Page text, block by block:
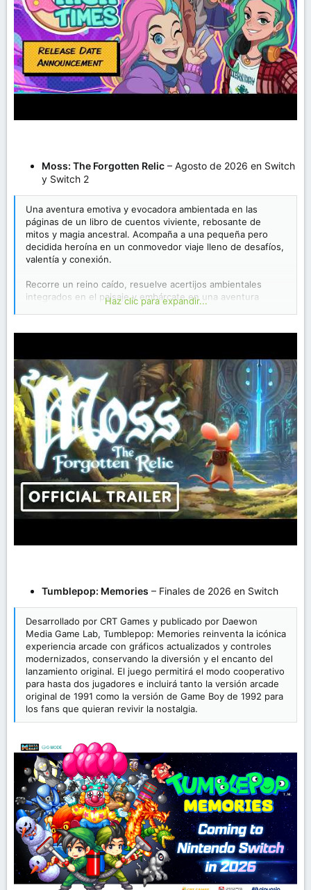
Moss: The Forgotten Relic – Agosto de 2026 en Switch
y Switch 2
Una aventura emotiva y evocadora ambientada en las
páginas de un libro de cuentos viviente, rebosante de
mitos y magia ancestral. Acompaña a una pequeña pero
decidida heroína en un conmovedor viaje lleno de desafíos,
valentía y conexión.
Recorre un reino caído, resuelve acertijos ambientales
integrados en el paisaje y embárcate en una aventura
Haz clic para expandir...
Tumblepop: Memories – Finales de 2026 en Switch
Desarrollado por CRT Games y publicado por Daewon
Media Game Lab, Tumblepop: Memories reinventa la icónica
experiencia arcade con gráficos actualizados y controles
modernizados, conservando la diversión y el encanto del
lanzamiento original. El juego permitirá el modo cooperativo
para hasta dos jugadores e incluirá tanto la versión arcade
original de 1991 como la versión de Game Boy de 1992 para
los fans que quieran revivir la nostalgia.